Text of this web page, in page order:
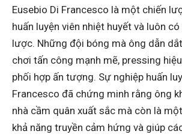
Eusebio Di Francesco là một chiến
huấn luyện viên nhiệt huyết và luôn
lược. Những đội bóng mà ông dẫn
chơi tấn công mạnh mẽ, pressing
phối hợp ấn tượng. Sự nghiệp huấn
Francesco đã chứng minh rằng ông
nhà cầm quân xuất sắc mà còn là
khả năng truyền cảm hứng và giúp